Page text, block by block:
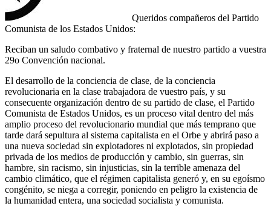
Queridos compañeros del Partido
Comunista de los Estados Unidos:
Reciban un saludo combativo y fraternal de nuestro partido a vuestra
29o Convención nacional.
El desarrollo de la conciencia de clase, de la conciencia
revolucionaria en la clase trabajadora de vuestro país, y su
consecuente organización dentro de su partido de clase, el Partido
Comunista de Estados Unidos, es un proceso vital dentro del más
amplio proceso del revolucionario mundial que más temprano que
tarde dará sepultura al sistema capitalista en el Orbe y abrirá paso a
una nueva sociedad sin explotadores ni explotados, sin propiedad
privada de los medios de producción y cambio, sin guerras, sin
hambre, sin racismo, sin injusticias, sin la terrible amenaza del
cambio climático, que el régimen capitalista generó y, en su egoísmo
congénito, se niega a corregir, poniendo en peligro la existencia de
la humanidad entera, una sociedad socialista y comunista.